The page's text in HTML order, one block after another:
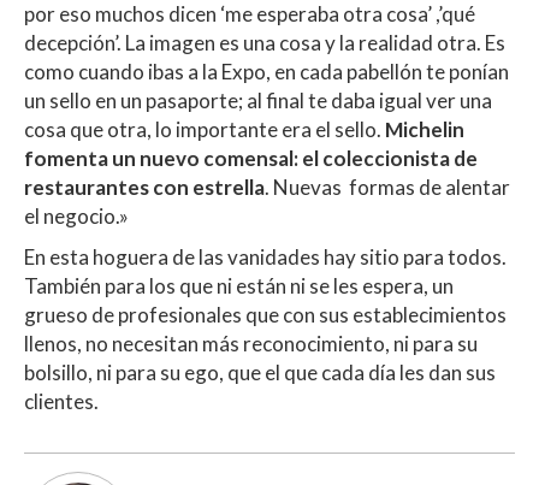
por eso muchos dicen ‘me esperaba otra cosa’ ,’qué
decepción’. La imagen es una cosa y la realidad otra. Es
como cuando ibas a la Expo, en cada pabellón te ponían
un sello en un pasaporte; al final te daba igual ver una
cosa que otra, lo importante era el sello. Michelin
fomenta un nuevo comensal: el coleccionista de
restaurantes con estrella. Nuevas formas de alentar
el negocio.»
En esta hoguera de las vanidades hay sitio para todos.
También para los que ni están ni se les espera, un
grueso de profesionales que con sus establecimientos
llenos, no necesitan más reconocimiento, ni para su
bolsillo, ni para su ego, que el que cada día les dan sus
clientes.